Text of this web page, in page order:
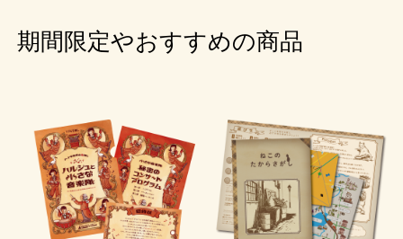
期間限定やおすすめの商品